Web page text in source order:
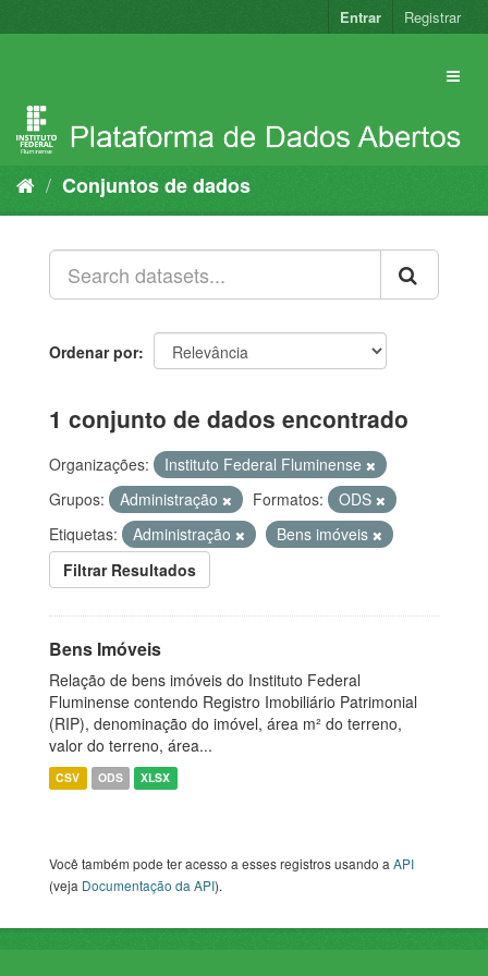
para
Entrar Registrar
Conjuntos de dados
Ordenar por
1 conjunto de dados encontrado
Organizações:
Instituto Federal Fluminense
Grupos:
Administração Formatos:
ODS
Etiquetas:
Administração
Bens imóveis
Filtrar Resultados
Bens Imóveis
Relação de bens imóveis do Instituto Federal
Fluminense contendo Registro Imobiliário Patrimonial
(RIP), denominação do imóvel, área m² do terreno,
valor do terreno, área...
CSV ODS XLSX
Você também pode ter acesso a esses registros usando aAPI
(veja Documentação da API).